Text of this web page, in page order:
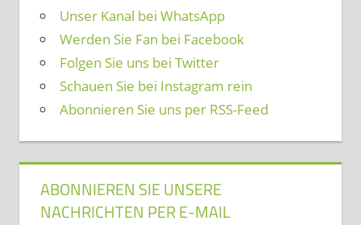
Unser Kanal bei WhatsApp
Werden Sie Fan bei Facebook
Folgen Sie uns bei Twitter
Schauen Sie bei Instagram rein
Abonnieren Sie uns per RSS-Feed
ABONNIEREN SIE UNSERE
NACHRICHTEN PER E-MAIL